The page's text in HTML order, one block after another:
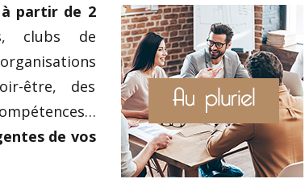
partir de 2
clubs de
être, des
de vos